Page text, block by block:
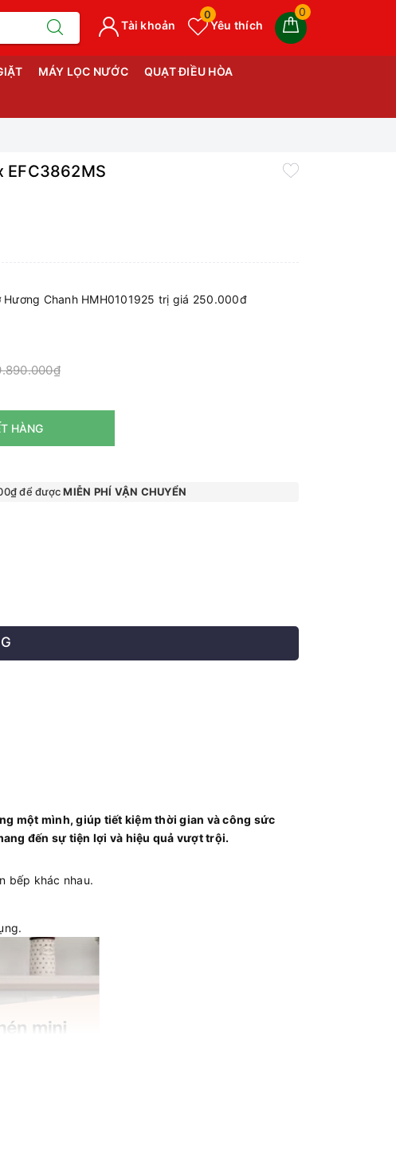
0
Yêu thích
0
Tài khoản
MÁY LỌC NƯỚC QUẠT ĐIỀU HÒA
EFC3862MS
Chanh HMH0101925 trị giá 250.000đ
HÀNG
để đượcMIỄN PHÍ VẬN CHUYỂN
một mình, giúp tiết kiệm thời gian và công sức
đến sự tiện lợi và hiệu quả vượt trội.
bếp khác nhau.